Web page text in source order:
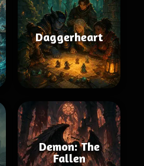
Daggerheart
Demon: The
Fallen